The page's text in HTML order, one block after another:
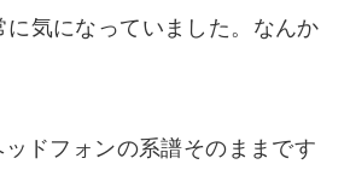
に気になっていました。なんか
ドフォンの系譜そのままです